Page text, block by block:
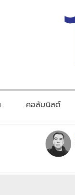
คอลัมนิสต์